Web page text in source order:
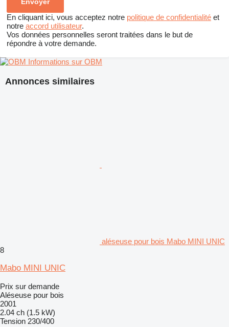
En cliquant ici, vous acceptez notre politique de confidentialité et
notre accord utilisateur.
Vos données personnelles seront traitées dans le but de
répondre à votre demande.
Annonces similaires
aléseuse pour bois Mabo MINI UNIC
8
Mabo MINI UNIC
Prix sur demande
Aléseuse pour bois
2001
2.04 ch (1.5 kW)
Tension 230/400
Informations sur OBM